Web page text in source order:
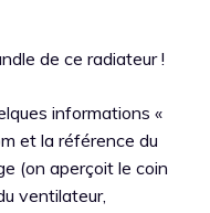
de ce radiateur !
informations «
et la référence du
(on aperçoit le coin
ventilateur,